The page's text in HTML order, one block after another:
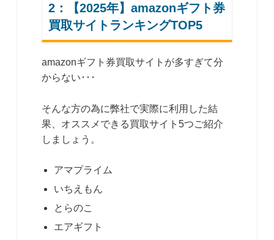
2：【2025年】amazonギフト券
買取サイトランキングTOP5
amazonギフト券買取サイトが多すぎて分
からない･･･
そんな方の為に弊社で実際に利用した結
果、オススメできる買取サイト5つご紹介
しましょう。
アマプライム
いちえもん
とらのこ
エアギフト